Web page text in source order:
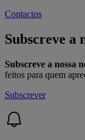
Contactos
Subscreve a
Subscreve a nossa
feitos para quem
Subscrever